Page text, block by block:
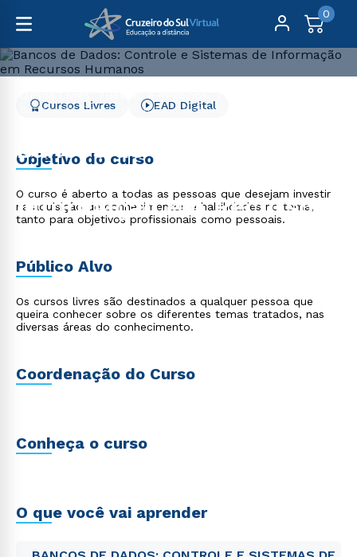
0
Bancos de Dados: Controle e Sistemas de Informação em
Bancos de Dados:
Controle e Sistemas de
Informação em Recursos
Humanos
Cursos Livres EAD Digital
Objetivo do curso
O curso é aberto a todas as pessoas que desejam investir
na aquisição de conhecimentos e habilidades no tema,
tanto para objetivos profissionais como pessoais.
Público Alvo
Os cursos livres são destinados a qualquer pessoa que
queira conhecer sobre os diferentes temas tratados, nas
diversas áreas do conhecimento.
Coordenação do Curso
Conheça o curso
O que você vai aprender